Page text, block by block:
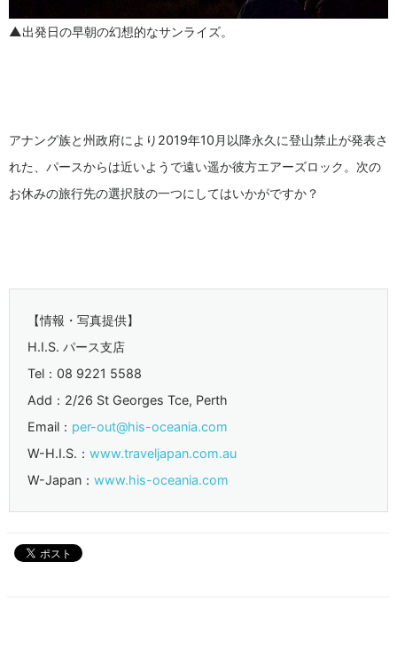
▲出発日の早朝の幻想的なサンライズ。
アナング族と州政府により2019年10月以降永久に登山禁止が発表さ
れた、パースからは近いようで遠い遥か彼方エアーズロック。次の
お休みの旅行先の選択肢の一つにしてはいかがですか？
【情報・写真提供】
H.I.S. パース支店
Tel：08 9221 5588
Add：2/26 St Georges Tce, Perth
Email： per-out@his-oceania.com
W-H.I.S.： www.traveljapan.com.au
W-Japan： www.his-oceania.com